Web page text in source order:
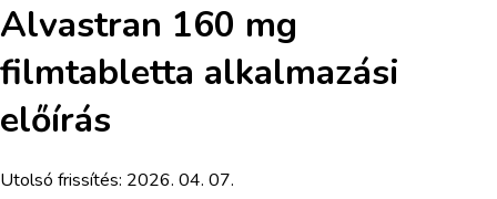
Alvastran 160 mg
filmtabletta alkalmazási
előírás
Utolsó frissítés: 2026. 04. 07.